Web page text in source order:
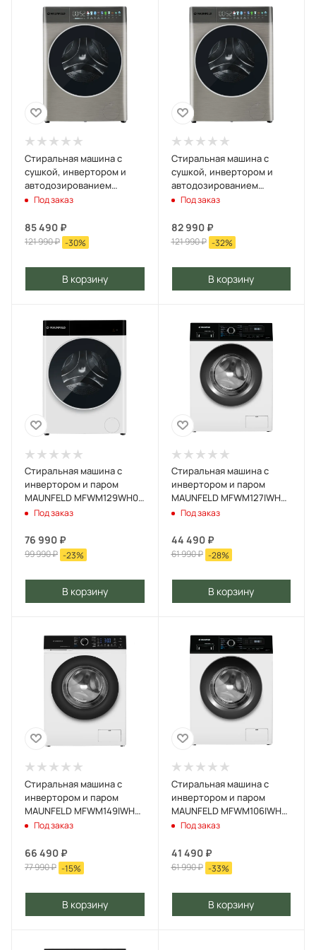
Стиральная машина c
сушкой, инвертором и
автодозированием
MAUNFELD MFWD14116
Под заказ
85 490 ₽
121 990₽ -30%
В корзину
Стиральная машина c
сушкой, инвертором и
автодозированием
MAUNFELD MFWD14116
Под заказ
82 990₽
121 990₽ -32%
В корзину
Стиральная машина c
инвертором и паром
MAUNFELD MFWM129WH05
Белый
Под заказ
76 990 ₽
99 990₽ -23%
В корзину
Стиральная машина c
инвертором и паром
MAUNFELD MFWM127IWHD
Белый
Под заказ
44 490₽
61 990₽ -28%
В корзину
Стиральная машина c
инвертором и паром
MAUNFELD MFWM149IWHT
Белый
Под заказ
66 490 ₽
77 990₽ -15%
В корзину
Стиральная машина c
инвертором и паром
MAUNFELD MFWM106IWHD
Белый
Под заказ
41 490₽
61 990₽ -33%
В корзину